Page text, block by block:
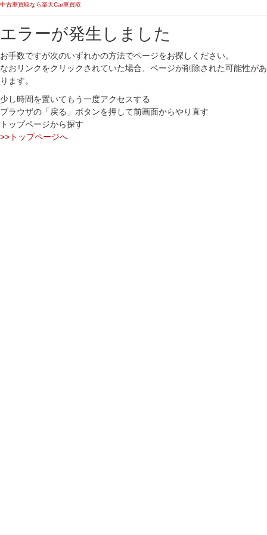
中古車買取なら楽天Car車買取
エラーが発生しました
お手数ですが次のいずれかの方法でページをお探しください。
なおリンクをクリックされていた場合、ページが削除された可能性があ
ります。
少し時間を置いてもう一度アクセスする
ブラウザの「戻る」ボタンを押して前画面からやり直す
トップページから探す
>>トップページへ